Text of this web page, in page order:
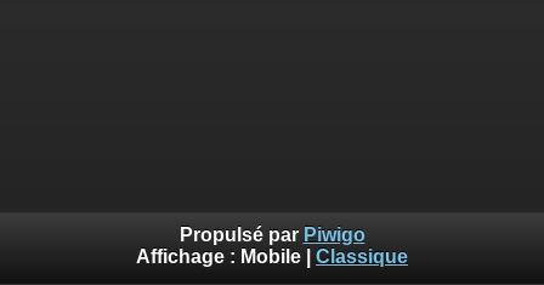
Propulsé par Piwigo
Affichage : Mobile Classique